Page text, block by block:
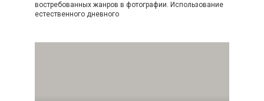
востребованных жанров в фотографии. Использование
естественного дневного